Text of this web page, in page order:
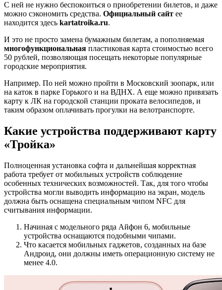
С ней не нужно беспокоиться о приобретении билетов, и даже
можно сэкономить средства. Официальный сайт ее
находится здесь kartatroika.ru.
И это не просто замена бумажным билетам, а пополняемая
многофункциональная пластиковая карта стоимостью всего
50 рублей, позволяющая посещать некоторые популярные
городские мероприятия.
Например. По ней можно пройти в Московский зоопарк, или
на каток в парке Горького и на ВДНХ. А еще можно привязать
карту к ЛК на городской станции проката велосипедов, и
таким образом оплачивать прогулки на велотранспорте.
Какие устройства поддерживают карту
«Тройка»
Полноценная установка софта и дальнейшая корректная
работа требует от мобильных устройств соблюдение
особенных технических возможностей. Так, для того чтобы
устройства могли выводить информацию на экран, модель
должна быть оснащена специальным чипом NFC для
считывания информации.
Начиная с модельного ряда Айфон 6, мобильные
устройства оснащаются подобными чипами.
Что касается мобильных гаджетов, созданных на базе
Андроид, они должны иметь операционную систему не
менее 4.0.